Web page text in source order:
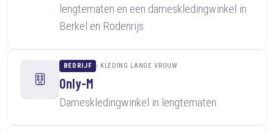
lengtematen en een dameskledingwinkel in
Berkel en Rodenrijs
BEDRIJF KLEDING LANGE VROUW
Only-M
Dameskledingwinkel in lengtematen